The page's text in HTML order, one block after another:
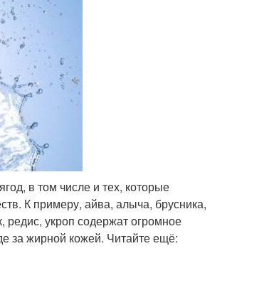
в том числе и тех, которые
К примеру, айва, алыча, брусника,
редис, укроп содержат огромное
за жирной кожей. Читайте ещё: